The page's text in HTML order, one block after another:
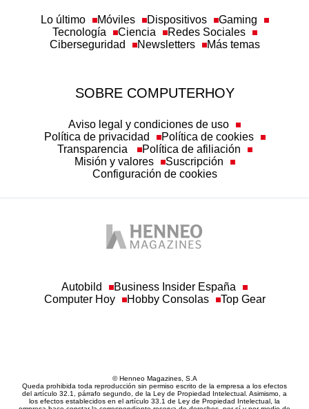
Aviso legal y condiciones de uso
Misión y valores
Suscripción
Configuración de cookies
Business Insider España
sus redactores o autores.